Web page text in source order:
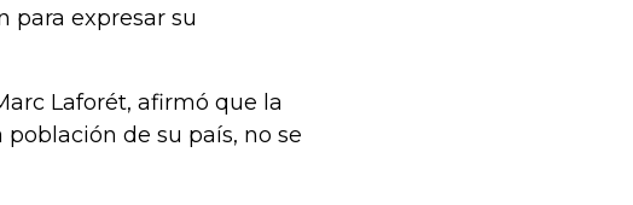
para expresar su
Laforét, afirmó que la
de su país, no se